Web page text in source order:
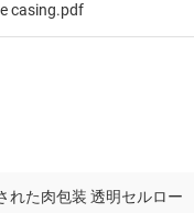
casing.pdf
れた肉包装 透明セルロー